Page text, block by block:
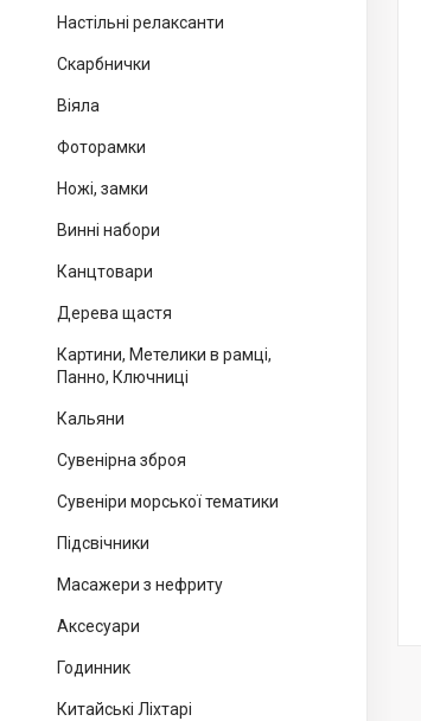
Настільні релаксанти
Скарбнички
Віяла
Фоторамки
Ножі, замки
Винні набори
Канцтовари
Дерева щастя
Картини, Метелики в рамці,
Панно, Ключниці
Кальяни
Сувенірна зброя
Сувеніри морської тематики
Підсвічники
Масажери з нефриту
Аксесуари
Годинник
Китайські Ліхтарі